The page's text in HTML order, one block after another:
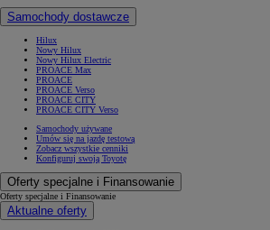
Samochody dostawcze
Hilux
Nowy Hilux
Nowy Hilux Electric
PROACE Max
PROACE
PROACE Verso
PROACE CITY
PROACE CITY Verso
Samochody używane
Umów się na jazdę testową
Zobacz wszystkie cenniki
Konfiguruj swoją Toyotę
Oferty specjalne i Finansowanie
Oferty specjalne i Finansowanie
Aktualne oferty